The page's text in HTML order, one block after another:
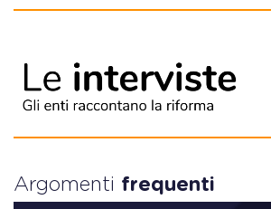
Argomenti frequenti